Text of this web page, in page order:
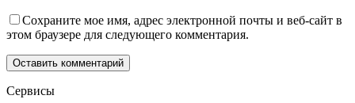
Сохраните мое имя, адрес электронной почты и веб-сайт в
этом браузере для следующего комментария.
Сервисы